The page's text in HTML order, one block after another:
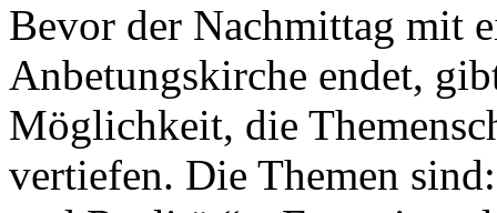
Bevor der Nachmittag mit
Anbetungskirche endet,
Möglichkeit, die
vertiefen. Die Themen